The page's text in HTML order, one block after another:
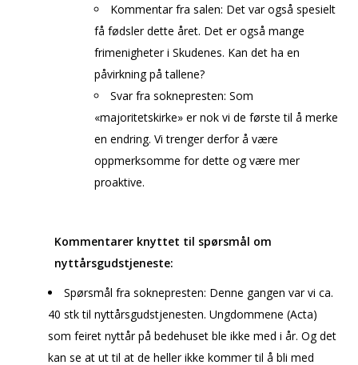
Kommentar fra salen: Det var også spesielt
få fødsler dette året. Det er også mange
frimenigheter i Skudenes. Kan det ha en
påvirkning på tallene?
Svar fra soknepresten: Som
«majoritetskirke» er nok vi de første til å merke
en endring. Vi trenger derfor å være
oppmerksomme for dette og være mer
proaktive.
Kommentarer knyttet til spørsmål om
nyttårsgudstjeneste:
Spørsmål fra soknepresten: Denne gangen var vi ca.
40 stk til nyttårsgudstjenesten. Ungdommene (Acta)
som feiret nyttår på bedehuset ble ikke med i år. Og det
kan se at ut til at de heller ikke kommer til å bli med